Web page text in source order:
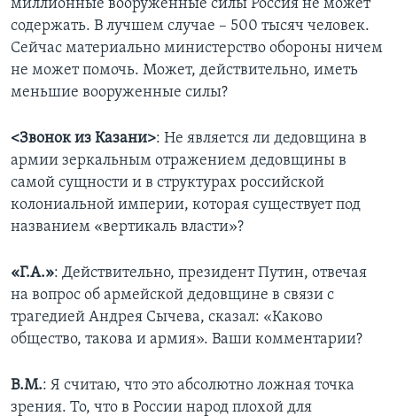
миллионные вооруженные силы Россия не может
содержать. В лучшем случае – 500 тысяч человек.
Сейчас материально министерство обороны ничем
не может помочь. Может, действительно, иметь
меньшие вооруженные силы?
<Звонок из Казани>: Не является ли дедовщина в
армии зеркальным отражением дедовщины в
самой сущности и в структурах российской
колониальной империи, которая существует под
названием «вертикаль власти»?
«Г.А.»: Действительно, президент Путин, отвечая
на вопрос об армейской дедовщине в связи с
трагедией Андрея Сычева, сказал: «Каково
общество, такова и армия». Ваши комментарии?
В.М.: Я считаю, что это абсолютно ложная точка
зрения. То, что в России народ плохой для